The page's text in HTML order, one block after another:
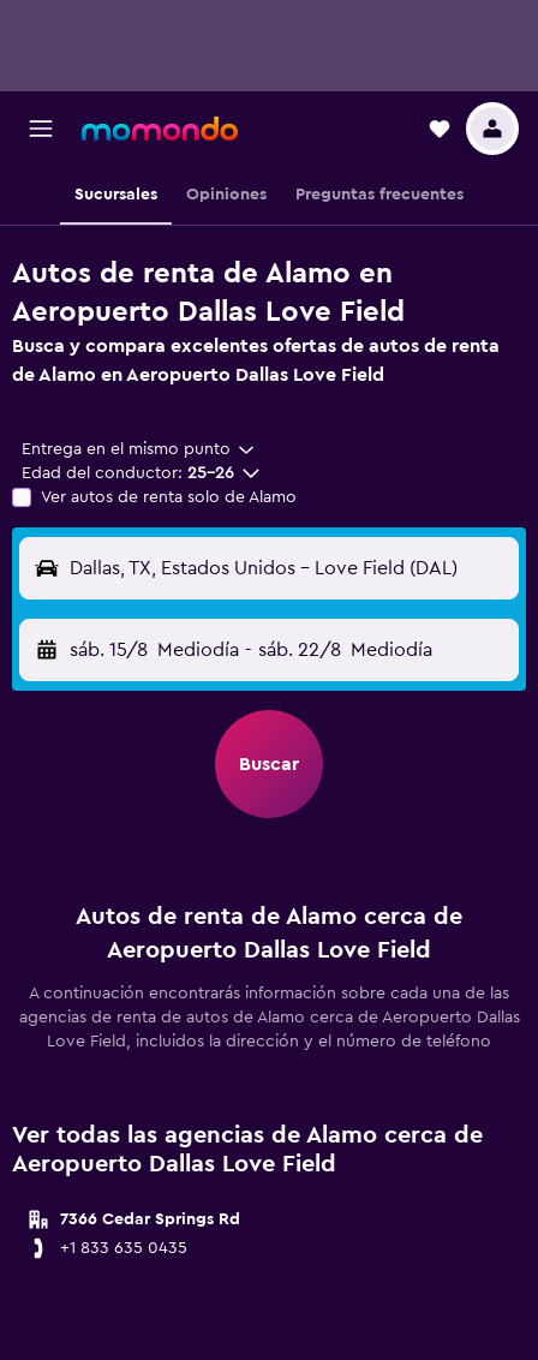
Sucursales Opiniones Preguntas frecuentes
Autos de renta de Alamo en
Aeropuerto Dallas Love Field
Busca y compara excelentes ofertas de autos de renta
de Alamo en Aeropuerto Dallas Love Field
Entrega en el mismo punto
Edad del conductor: 25-26
Ver autos de renta solo de Alamo
Dallas, TX, Estados Unidos - Love Field (DAL)
sáb. 15/8 Mediodía - sáb. 22/8 Mediodía
Buscar
Autos de renta de Alamo cerca de
Aeropuerto Dallas Love Field
A continuación encontrarás información sobre cada una de las
agencias de renta de autos de Alamo cerca de Aeropuerto Dallas
Love Field, incluidos la dirección y el número de teléfono
Ver todas las agencias de Alamo cerca de
Aeropuerto Dallas Love Field
7366 Cedar Springs Rd
+1 833 635 0435